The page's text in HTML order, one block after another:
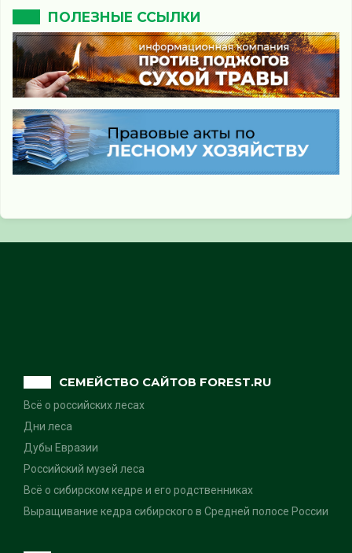
ПОЛЕЗНЫЕ ССЫЛКИ
СЕМЕЙСТВО САЙТОВ FOREST.RU
Всё о российских лесах
Дни леса
Дубы Евразии
Российский музей леса
Всё о сибирском кедре и его родственниках
Выращивание кедра сибирского в Средней полосе России